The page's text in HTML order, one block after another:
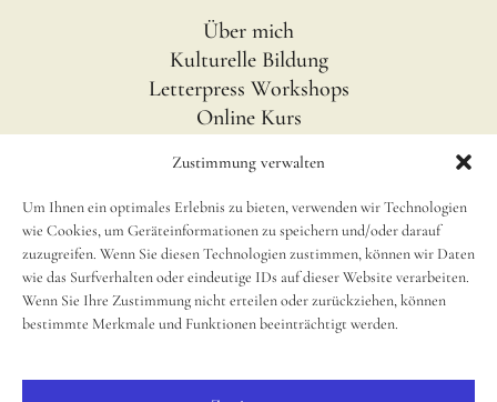
Zustimmung verwalten
Um Ihnen ein optimales Erlebnis zu bieten, verwenden wir Technologien
wie Cookies, um Geräteinformationen zu speichern und/oder darauf
zuzugreifen. Wenn Sie diesen Technologien zustimmen, können wir Daten
wie das Surfverhalten oder eindeutige IDs auf dieser Website verarbeiten.
Wenn Sie Ihre Zustimmung nicht erteilen oder zurückziehen, können
bestimmte Merkmale und Funktionen beeinträchtigt werden.
Über mich
Kulturelle Bildung
Letterpress Workshops
Online Kurs
INFOS
Impressum
Disclaimer
newsletter
Cookie Richtlinie (EU)